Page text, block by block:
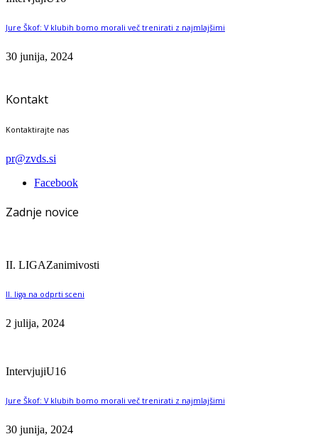
Jure Škof: V klubih bomo morali več trenirati z najmlajšimi
30 junija, 2024
Kontakt
Kontaktirajte nas
pr@zvds.si
Facebook
Zadnje novice
II. LIGAZanimivosti
II. liga na odprti sceni
2 julija, 2024
IntervjujiU16
Jure Škof: V klubih bomo morali več trenirati z najmlajšimi
30 junija, 2024